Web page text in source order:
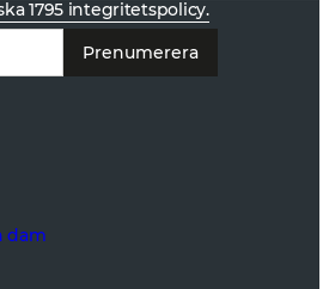
1795 integritetspolicy.
Prenumerera
dam